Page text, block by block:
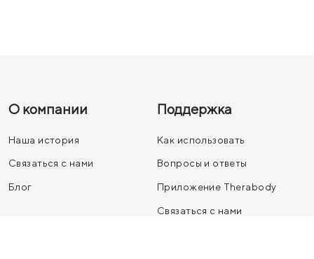
О компании
Наша история
Связаться с нами
Блог
Поддержка
Как использовать
Вопросы и ответы
Приложение Therabody
Связаться с нами